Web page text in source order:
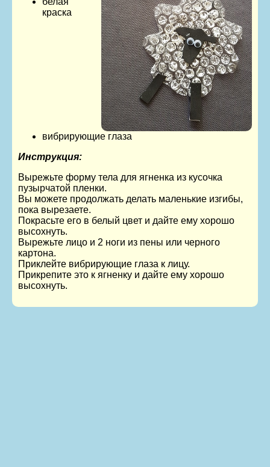
краска
вибрирующие глаза
Инструкция:
Вырежьте форму тела для ягненка из кусочка
пузырчатой пленки.
Вы можете продолжать делать маленькие изгибы,
пока вырезаете.
Покрасьте его в белый цвет и дайте ему хорошо
высохнуть.
Вырежьте лицо и 2 ноги из пены или черного
картона.
Приклейте вибрирующие глаза к лицу.
Прикрепите это к ягненку и дайте ему хорошо
высохнуть.